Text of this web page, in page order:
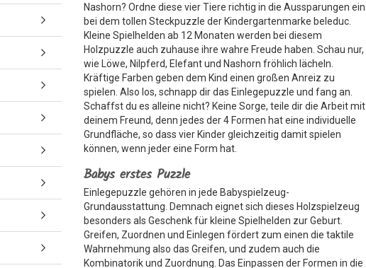
Nashorn? Ordne diese vier Tiere richtig in die Aussparungen ein
bei dem tollen Steckpuzzle der Kindergartenmarke beleduc.
Kleine Spielhelden ab 12 Monaten werden bei diesem
Holzpuzzle auch zuhause ihre wahre Freude haben. Schau nur,
wie Löwe, Nilpferd, Elefant und Nashorn fröhlich lächeln.
Kräftige Farben geben dem Kind einen großen Anreiz zu
spielen. Also los, schnapp dir das Einlegepuzzle und fang an.
Schaffst du es alleine nicht? Keine Sorge, teile dir die Arbeit mit
deinem Freund, denn jedes der 4 Formen hat eine individuelle
Grundfläche, so dass vier Kinder gleichzeitig damit spielen
können, wenn jeder eine Form hat.
Babys erstes Puzzle
Einlegepuzzle gehören in jede Babyspielzeug-
Grundausstattung. Demnach eignet sich dieses Holzspielzeug
besonders als Geschenk für kleine Spielhelden zur Geburt.
Greifen, Zuordnen und Einlegen fördert zum einen die taktile
Wahrnehmung also das Greifen, und zudem auch die
Kombinatorik und Zuordnung. Das Einpassen der Formen in die